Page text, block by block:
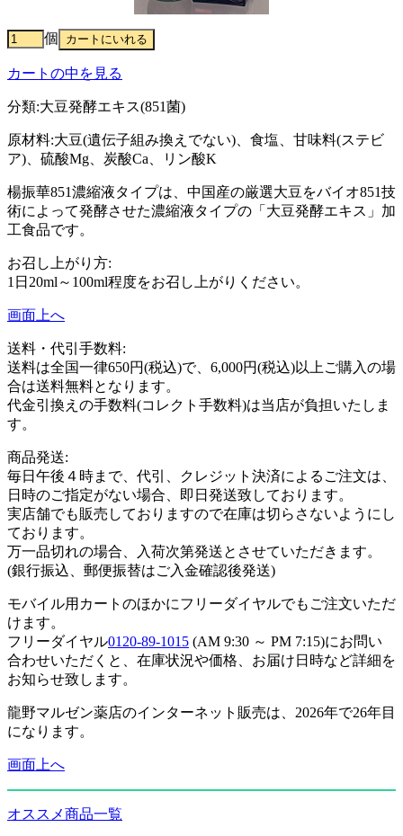
個
カートの中を見る
分類:大豆発酵エキス(851菌)
原材料:大豆(遺伝子組み換えでない)、食塩、甘味料(ステビ
ア)、硫酸Mg、炭酸Ca、リン酸K
楊振華851濃縮液タイプは、中国産の厳選大豆をバイオ851技
術によって発酵させた濃縮液タイプの「大豆発酵エキス」加
工食品です。
お召し上がり方:
1日20ml～100ml程度をお召し上がりください。
画面上へ
送料・代引手数料:
送料は全国一律650円(税込)で、6,000円(税込)以上ご購入の場
合は送料無料となります。
代金引換えの手数料(コレクト手数料)は当店が負担いたしま
す。
商品発送:
毎日午後４時まで、代引、クレジット決済によるご注文は、
日時のご指定がない場合、即日発送致しております。
実店舗でも販売しておりますので在庫は切らさないようにし
ております。
万一品切れの場合、入荷次第発送とさせていただきます。
(銀行振込、郵便振替はご入金確認後発送)
モバイル用カートのほかにフリーダイヤルでもご注文いただ
けます。
フリーダイヤル0120-89-1015 (AM 9:30 ～ PM 7:15)にお問い
合わせいただくと、在庫状況や価格、お届け日時など詳細を
お知らせ致します。
龍野マルゼン薬店のインターネット販売は、2026年で26年目
になります。
画面上へ
オススメ商品一覧